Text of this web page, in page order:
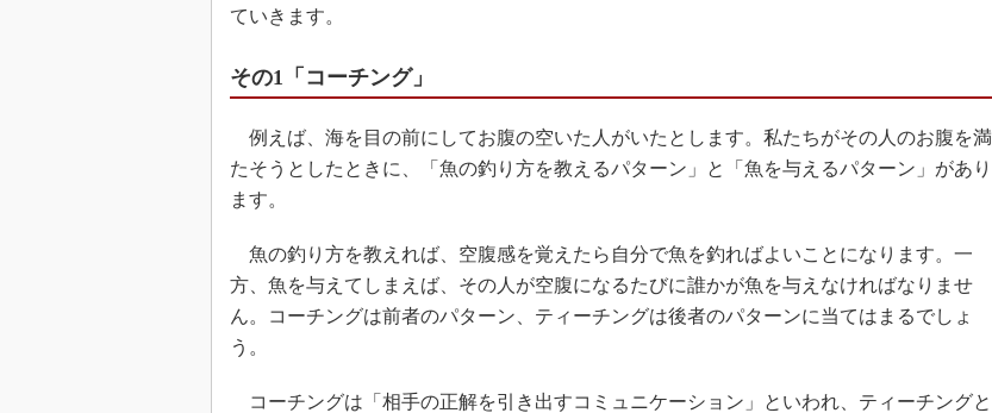
ていきます。
その1「コーチング」
例えば、海を目の前にしてお腹の空いた人がいたとします。私たちがその人のお腹を満
たそうとしたときに、「魚の釣り方を教えるパターン」と「魚を与えるパターン」があり
ます。
魚の釣り方を教えれば、空腹感を覚えたら自分で魚を釣ればよいことになります。一
方、魚を与えてしまえば、その人が空腹になるたびに誰かが魚を与えなければなりませ
ん。コーチングは前者のパターン、ティーチングは後者のパターンに当てはまるでしょ
う。
コーチングは「相手の正解を引き出すコミュニケーション」といわれ、ティーチングと